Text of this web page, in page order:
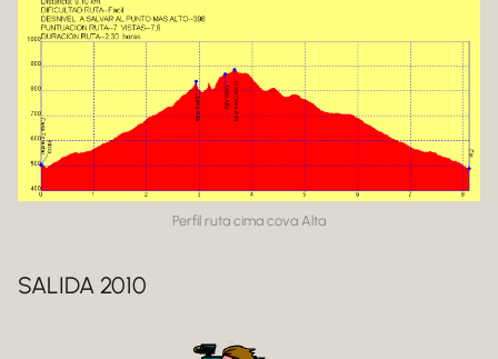
Perfil ruta cima cova Alta
SALIDA 2010